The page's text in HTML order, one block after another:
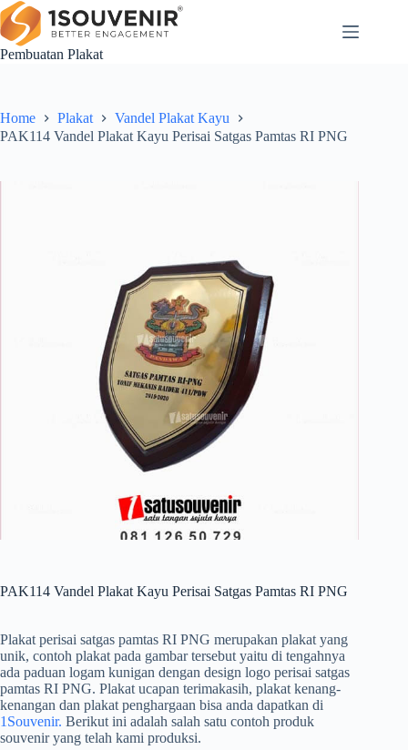
Skip
to
content
Pembuatan Plakat
Home Plakat
Vandel Plakat Kayu
PAK114 Vandel Plakat Kayu Perisai Satgas Pamtas RI PNG
PAK114 Vandel Plakat Kayu Perisai Satgas Pamtas RI PNG
Plakat perisai satgas pamtas RI PNG merupakan plakat yang
unik, contoh plakat pada gambar tersebut yaitu di tengahnya
ada paduan logam kunigan dengan design logo perisai satgas
pamtas RI PNG. Plakat ucapan terimakasih, plakat kenang-
kenangan dan plakat penghargaan bisa anda dapatkan di
1Souvenir. Berikut ini adalah salah satu contoh produk
souvenir yang telah kami produksi.